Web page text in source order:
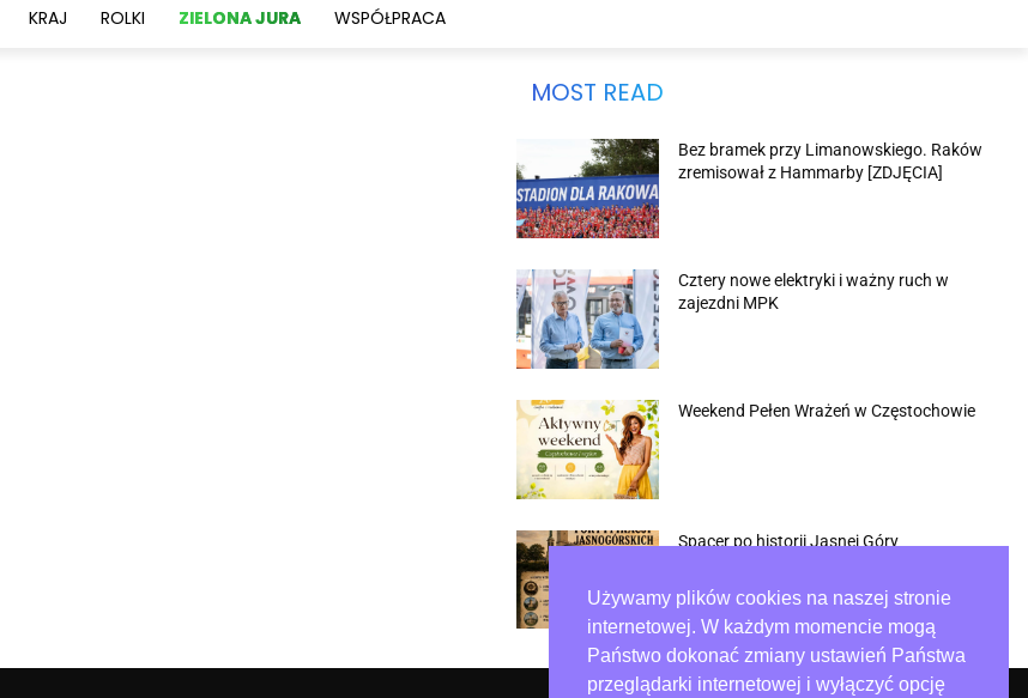
Używamy plików cookies na naszej stronie
internetowej. W każdym momencie mogą
Państwo dokonać zmiany ustawień Państwa
przeglądarki internetowej i wyłączyć opcję
KRAJ ROLKI ZIELONA JURA WSPÓŁPRACA
MOST READ
Bez bramek przy Limanowskiego. Raków
zremisował z Hammarby [ZDJĘCIA]
Cztery nowe elektryki i ważny ruch w
zajezdni MPK
Weekend Pełen Wrażeń w Częstochowie
Spacer po historii Jasnej Góry